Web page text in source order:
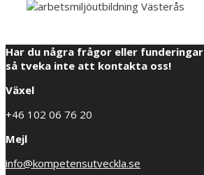
Har du några frågor eller funderingar
så tveka inte att kontakta oss!
Växel
+46 102 06 76 20
Mejl
info@kompetensutveckla.se